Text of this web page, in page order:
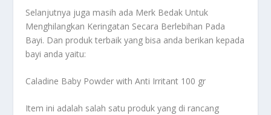
Selanjutnya juga masih ada Merk Bedak Untuk
Menghilangkan Keringatan Secara Berlebihan Pada
Bayi. Dan produk terbaik yang bisa anda berikan kepada
bayi anda yaitu:
Caladine Baby Powder with Anti Irritant 100 gr
Item ini adalah salah satu produk yang di rancang